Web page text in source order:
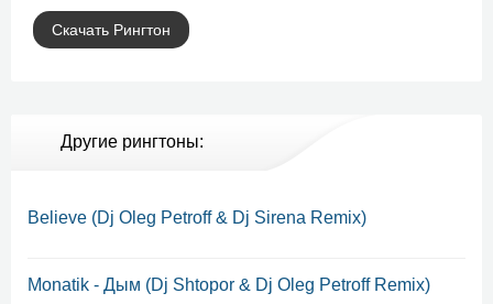
Скачать Рингтон
Другие рингтоны:
Believe (Dj Oleg Petroff & Dj Sirena Remix)
Monatik - Дым (Dj Shtopor & Dj Oleg Petroff Remix)